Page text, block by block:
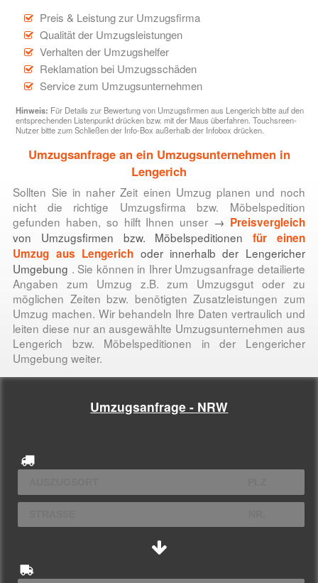
Preis & Leistung zur Umzugsfirma
Qualität der Umzugsleistungen
Verhalten der Umzugshelfer
Reklamation bei Umzugsschäden
Service zum Umzugsunternehmen
Hinweis: Für Details zur Bewertung von Umzugsfirmen aus Lengerich bitte auf den
entsprechenden Listenpunkt drücken bzw. mit der Maus überfahren. Touchsreen-
Nutzer bitte zum Schließen der Info-Box außerhalb der Infobox drücken.
Umzugsanfrage an ein Umzugsunternehmen in
Lengerich
Sollten Sie in naher Zeit einen Umzug planen und noch
nicht die richtige Umzugsfirma bzw. Möbelspedition
gefunden haben, so hilft Ihnen unser → Preisvergleich
von Umzugsfirmen bzw. Möbelspeditionen für einen
Umzug aus Lengerich oder innerhalb der Lengericher
Umgebung . Sie können in Ihrer Umzugsanfrage detailierte
Angaben zum Umzug z.B. zum Umzugsgut oder zu
möglichen Zeiten bzw. benötigten Zusatzleistungen zum
Umzug machen. Wir behandeln Ihre Daten vertraulich und
leiten diese nur an ausgewählte Umzugsunternehmen aus
Lengerich bzw. Möbelspeditionen in der Lengericher
Umgebung weiter.
Umzugsanfrage - NRW